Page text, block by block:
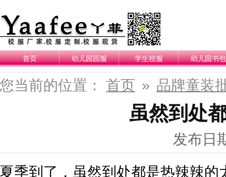
首页 幼儿园园服 学生校服 幼儿园书包
您当前的位置： 首页 » 品牌童装
虽然到处
发布日
夏季到了，虽然到处都是热辣辣